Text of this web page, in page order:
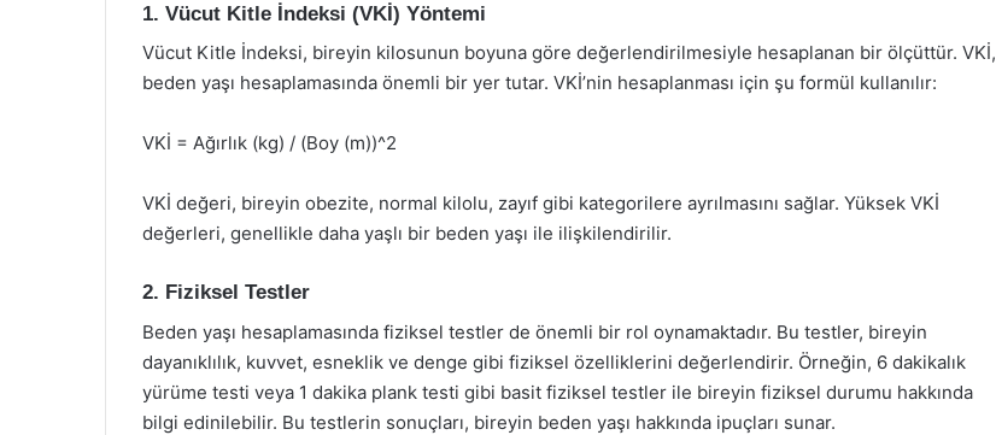
1. Vücut Kitle İndeksi (VKİ) Yöntemi
Vücut Kitle İndeksi, bireyin kilosunun boyuna göre değerlendirilmesiyle hesaplanan bir ölçüttür. VKİ,
beden yaşı hesaplamasında önemli bir yer tutar. VKİ’nin hesaplanması için şu formül kullanılır:
VKİ = Ağırlık (kg) / (Boy (m))^2
VKİ değeri, bireyin obezite, normal kilolu, zayıf gibi kategorilere ayrılmasını sağlar. Yüksek VKİ
değerleri, genellikle daha yaşlı bir beden yaşı ile ilişkilendirilir.
2. Fiziksel Testler
Beden yaşı hesaplamasında fiziksel testler de önemli bir rol oynamaktadır. Bu testler, bireyin
dayanıklılık, kuvvet, esneklik ve denge gibi fiziksel özelliklerini değerlendirir. Örneğin, 6 dakikalık
yürüme testi veya 1 dakika plank testi gibi basit fiziksel testler ile bireyin fiziksel durumu hakkında
bilgi edinilebilir. Bu testlerin sonuçları, bireyin beden yaşı hakkında ipuçları sunar.